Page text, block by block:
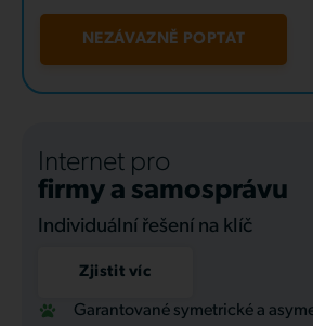
NEZÁVAZNĚ POPTAT
Internet pro
firmy a samosprávu
Individuální řešení na klíč
Zjistit víc
Garantované symetrické a